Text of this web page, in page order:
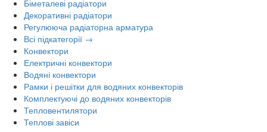
Біметалеві радіатори
Декоративні радіатори
Регулююча радіаторна арматура
Всі підкатегорії →
Конвектори
Електричні конвектори
Водяні конвектори
Рамки і решітки для водяних конвекторів
Комплектуючі до водяних конвекторів
Тепловентилятори
Теплові завіси